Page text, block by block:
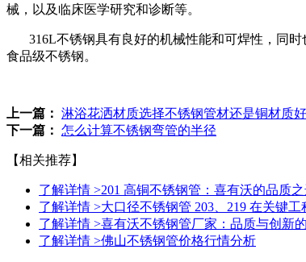
械，以及临床医学研究和诊断等。
316L不锈钢具有良好的机械性能和可焊性，同时
食品级不锈钢。
上一篇： 淋浴花洒材质选择不锈钢管材还是铜材质好
下一篇： 怎么计算不锈钢弯管的半径
【相关推荐】
了解详情 >201 高铜不锈钢管：喜有沃的品质
了解详情 >大口径不锈钢管 203、219 在关键工
了解详情 >喜有沃不锈钢管厂家：品质与创新
了解详情 >佛山不锈钢管价格行情分析